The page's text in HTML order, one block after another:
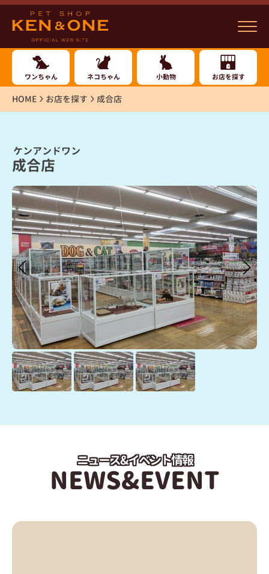
ワンちゃん ネコちゃん 小動物 お店を探す
HOME お店を探す 成合店
ケンアンドワン
成合店
ニュース&イベント情報
NEWS&EVENT